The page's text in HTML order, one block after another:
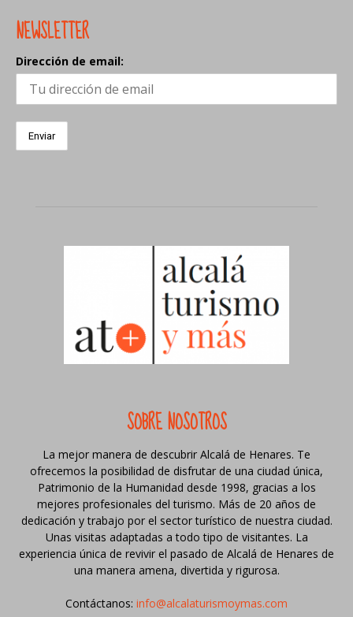
NEWSLETTER
Dirección de email:
SOBRE NOSOTROS
La mejor manera de descubrir Alcalá de Henares. Te
ofrecemos la posibilidad de disfrutar de una ciudad única,
Patrimonio de la Humanidad desde 1998, gracias a los
mejores profesionales del turismo. Más de 20 años de
dedicación y trabajo por el sector turístico de nuestra ciudad.
Unas visitas adaptadas a todo tipo de visitantes. La
experiencia única de revivir el pasado de Alcalá de Henares de
una manera amena, divertida y rigurosa.
Contáctanos: info@alcalaturismoymas.com